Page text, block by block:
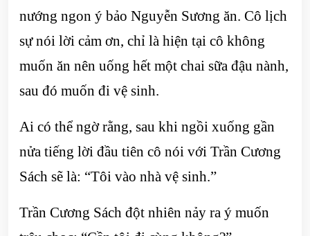
nướng ngon ý bảo Nguyễn Sương ăn. Cô lịch
sự nói lời cảm ơn, chỉ là hiện tại cô không
muốn ăn nên uống hết một chai sữa đậu nành,
sau đó muốn đi vệ sinh.
Ai có thể ngờ rằng, sau khi ngồi xuống gần
nửa tiếng lời đầu tiên cô nói với Trần Cương
Sách sẽ là: “Tôi vào nhà vệ sinh.”
Trần Cương Sách đột nhiên nảy ra ý muốn